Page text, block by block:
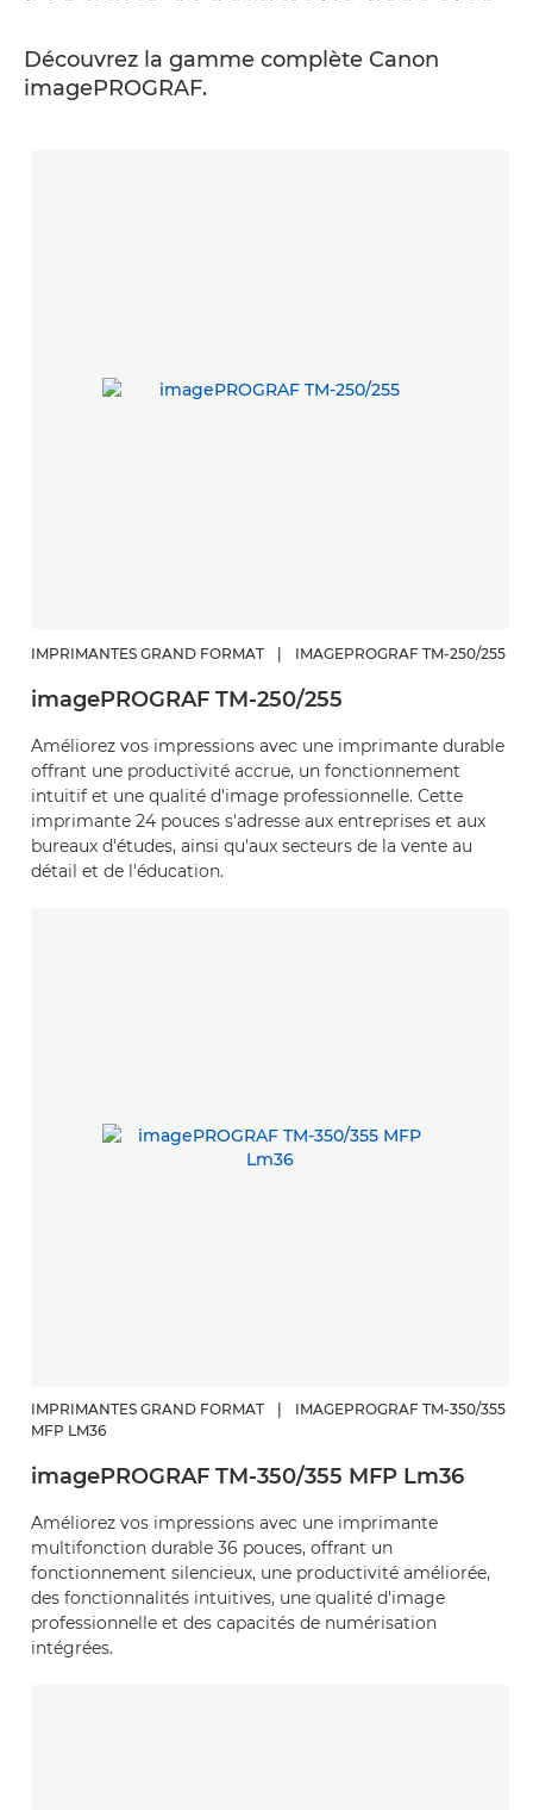
Découvrez la gamme complète Canon
imagePROGRAF.
IMPRIMANTES GRAND FORMAT IMAGEPROGRAF TM-250/255
imagePROGRAF TM-250/255
Améliorez vos impressions avec une imprimante durable
offrant une productivité accrue, un fonctionnement
intuitif et une qualité d'image professionnelle. Cette
imprimante 24 pouces s'adresse aux entreprises et aux
bureaux d'études, ainsi qu'aux secteurs de la vente au
détail et de l'éducation.
IMPRIMANTES GRAND FORMAT
IMAGEPROGRAF TM-350/355
MFP LM36
imagePROGRAF TM-350/355 MFP Lm36
Améliorez vos impressions avec une imprimante
multifonction durable 36 pouces, offrant un
fonctionnement silencieux, une productivité améliorée,
des fonctionnalités intuitives, une qualité d'image
professionnelle et des capacités de numérisation
intégrées.